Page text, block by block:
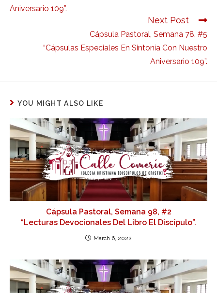
Aniversario 109”.
Next Post
Cápsula Pastoral, Semana 78, #5
“Cápsulas Especiales En Sintonía Con Nuestro
Aniversario 109”.
YOU MIGHT ALSO LIKE
Cápsula Pastoral, Semana 98, #2
“Lecturas Devocionales Del Libro El Discípulo”.
March 6, 2022